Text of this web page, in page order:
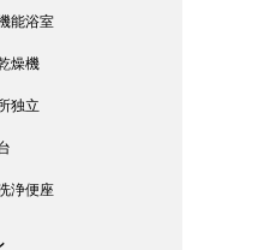
能浴室
燥機
独立
浄便座